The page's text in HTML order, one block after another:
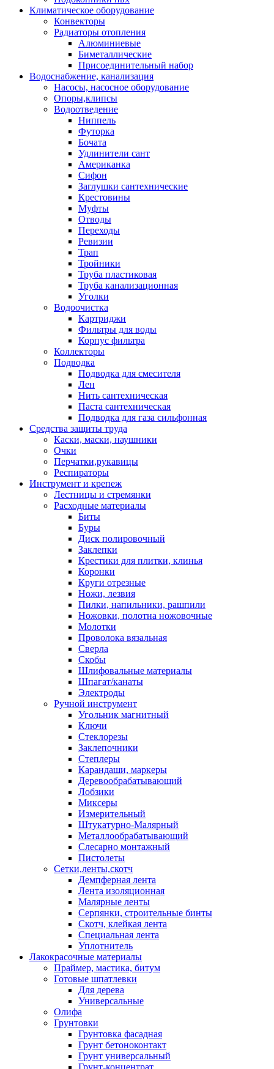
Климатическое оборудование
Конвекторы
Радиаторы отопления
Алюминиевые
Биметаллические
Присоединительный набор
Водоснабжение, канализация
Насосы, насосное оборудование
Опоры,клипсы
Водоотведение
Ниппель
Футорка
Бочата
Удлинители сант
Американка
Сифон
Заглушки сантехнические
Крестовины
Муфты
Отводы
Переходы
Ревизии
Трап
Тройники
Труба пластиковая
Труба канализационная
Уголки
Водоочистка
Картриджи
Фильтры для воды
Корпус фильтра
Коллекторы
Подводка
Подводка для смесителя
Лен
Нить сантехническая
Паста сантехническая
Подводка для газа сильфонная
Средства защиты труда
Каски, маски, наушники
Очки
Перчатки,рукавицы
Респираторы
Инструмент и крепеж
Лестницы и стремянки
Расходные материалы
Биты
Буры
Диск полировочный
Заклепки
Крестики для плитки, клинья
Коронки
Круги отрезные
Ножи, лезвия
Пилки, напильники, рашпили
Ножовки, полотна ножовочные
Молотки
Проволока вязальная
Сверла
Скобы
Шлифовальные материалы
Шпагат/канаты
Электроды
Ручной инструмент
Угольник магнитный
Ключи
Стеклорезы
Заклепочники
Степлеры
Карандаши, маркеры
Деревообрабатывающий
Лобзики
Миксеры
Измерительный
Штукатурно-Малярный
Металлообрабатывающий
Слесарно монтажный
Пистолеты
Сетки,ленты,скотч
Демпферная лента
Лента изоляционная
Малярные ленты
Серпянки, строительные бинты
Скотч, клейкая лента
Специальная лента
Уплотнитель
Лакокрасочные материалы
Праймер, мастика, битум
Готовые шпатлевки
Для дерева
Универсальные
Олифа
Грунтовки
Грунтовка фасадная
Грунт бетоноконтакт
Грунт универсальный